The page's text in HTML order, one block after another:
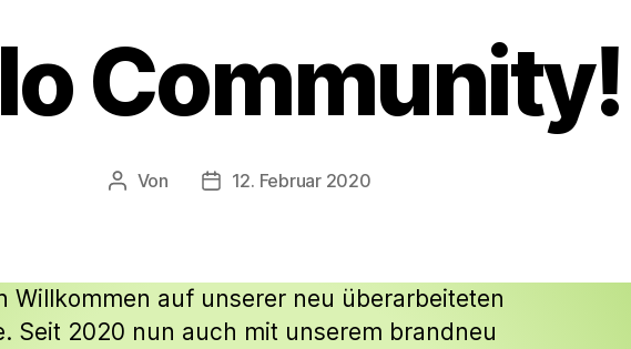
Community!
Beitragsautor
Von Beitragsdatum
12. Februar 2020
Willkommen auf unserer neu überarbeiteten
Seit 2020 nun auch mit unserem brandneu